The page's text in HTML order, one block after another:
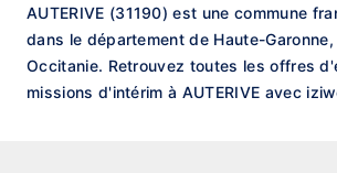
AUTERIVE (31190) est une commune
dans le département de Haute-
Occitanie. Retrouvez toutes les offres
missions d'intérim à AUTERIVE avec